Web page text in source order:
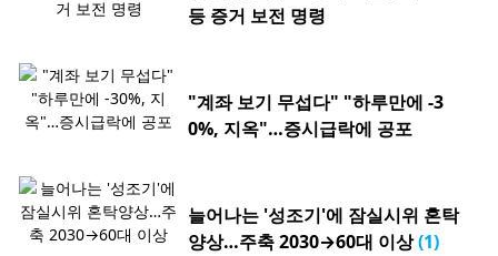
등 증거 보전 명령
"계좌 보기 무섭다" "하루만에 -3
0%, 지옥"…증시급락에 공포
늘어나는 '성조기'에 잠실시위 혼탁
양상…주축 2030→60대 이상(1)